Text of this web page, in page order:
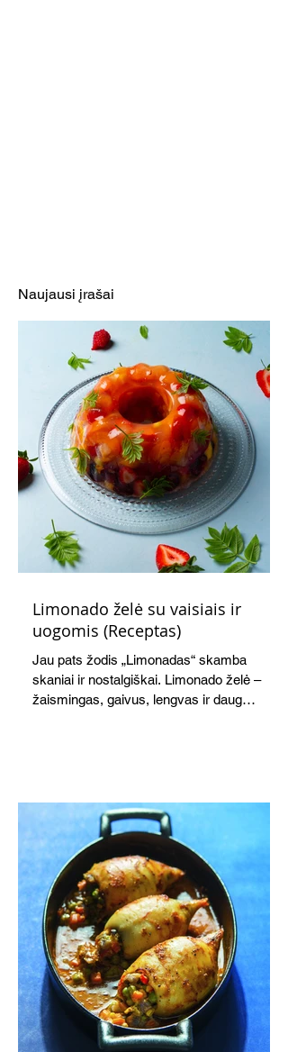
Pasaulį žavintys šaltalankiai: ir
plaukams, ir šampanui
Naujausi įrašai
Limonado želė su vaisiais ir
uogomis (Receptas)
Jau pats žodis „Limonadas“ skamba
skaniai ir nostalgiškai. Limonado želė –
žaismingas, gaivus, lengvas ir daug